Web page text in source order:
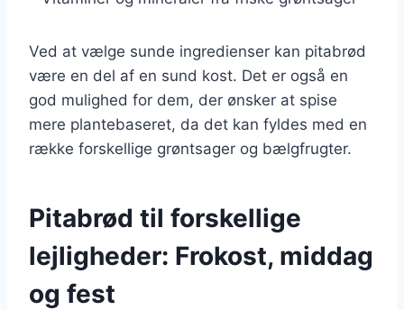
Ved at vælge sunde ingredienser kan pitabrød
være en del af en sund kost. Det er også en
god mulighed for dem, der ønsker at spise
mere plantebaseret, da det kan fyldes med en
række forskellige grøntsager og bælgfrugter.
Pitabrød til forskellige
lejligheder: Frokost, middag
og fest